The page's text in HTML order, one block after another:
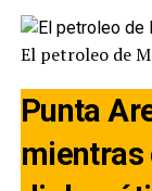
El petroleo de
Punta
mientras